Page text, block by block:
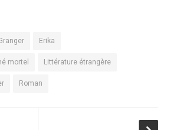
Erika
mortel Littérature étrangère
Roman